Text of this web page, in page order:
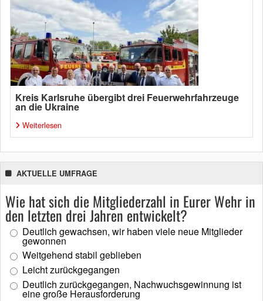
Kreis Karlsruhe übergibt drei Feuerwehrfahrzeuge
an die Ukraine
Weiterlesen
AKTUELLE UMFRAGE
Wie hat sich die Mitgliederzahl in Eurer Wehr in
den letzten drei Jahren entwickelt?
Deutlich gewachsen, wir haben viele neue Mitglieder
gewonnen
Weitgehend stabil geblieben
Leicht zurückgegangen
Deutlich zurückgegangen, Nachwuchsgewinnung ist
eine große Herausforderung